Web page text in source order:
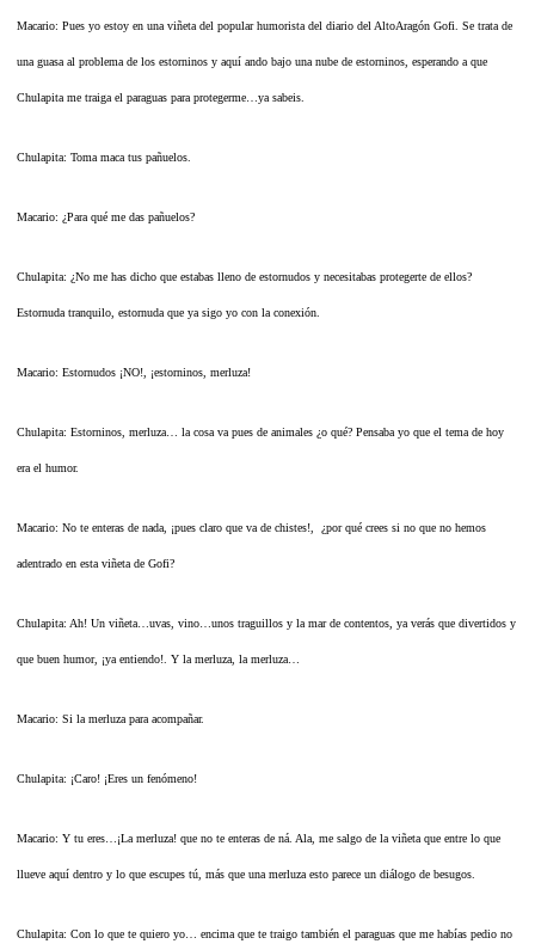
Macario: Pues yo estoy en una viñeta del popular humorista del diario del AltoAragón Gofi. Se trata de
una guasa al problema de los estorninos y aquí ando bajo una nube de estorninos, esperando a que
Chulapita me traiga el paraguas para protegerme…ya sabeis.
Chulapita: Toma maca tus pañuelos.
Macario: ¿Para qué me das pañuelos?
Chulapita: ¿No me has dicho que estabas lleno de estornudos y necesitabas protegerte de ellos?
Estornuda tranquilo, estornuda que ya sigo yo con la conexión.
Macario: Estornudos ¡NO!, ¡estorninos, merluza!
Chulapita: Estorninos, merluza… la cosa va pues de animales ¿o qué? Pensaba yo que el tema de hoy
era el humor.
Macario: No te enteras de nada, ¡pues claro que va de chistes!, ¿por qué crees si no que no hemos
adentrado en esta viñeta de Gofi?
Chulapita: Ah! Un viñeta…uvas, vino…unos traguillos y la mar de contentos, ya verás que divertidos y
que buen humor, ¡ya entiendo!. Y la merluza, la merluza…
Macario: Si la merluza para acompañar.
Chulapita: ¡Caro! ¡Eres un fenómeno!
Macario: Y tu eres…¡La merluza! que no te enteras de ná. Ala, me salgo de la viñeta que entre lo que
llueve aquí dentro y lo que escupes tú, más que una merluza esto parece un diálogo de besugos.
Chulapita: Con lo que te quiero yo… encima que te traigo también el paraguas que me habías pedio no